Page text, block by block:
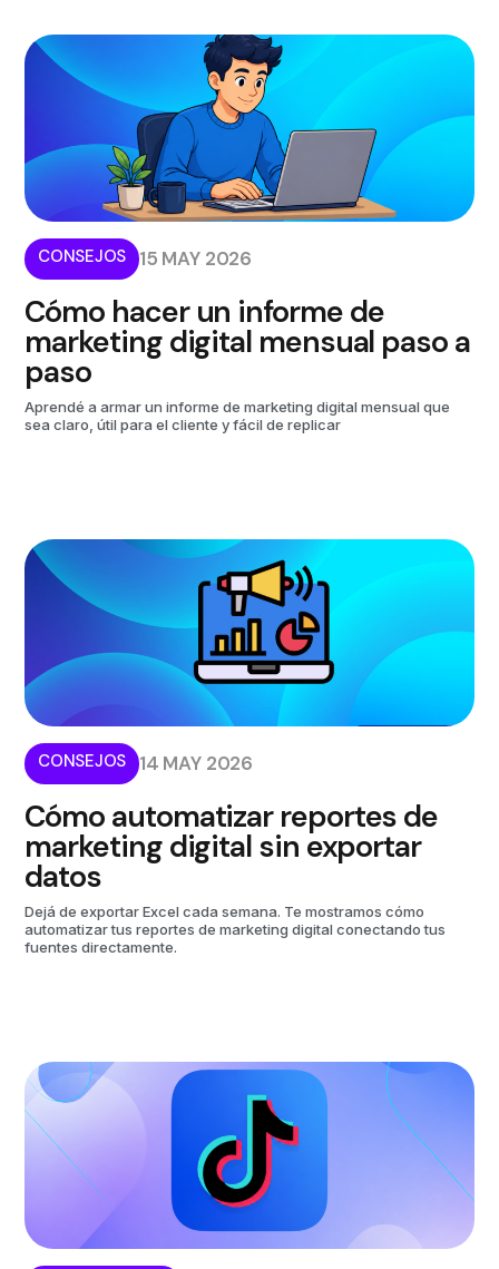
CONSEJOS 15 MAY 2026
Cómo hacer un informe de
marketing digital mensual paso a
paso
Aprendé a armar un informe de marketing digital mensual que
sea claro, útil para el cliente y fácil de replicar
CONSEJOS 14 MAY 2026
Cómo automatizar reportes de
marketing digital sin exportar
datos
Dejá de exportar Excel cada semana. Te mostramos cómo
automatizar tus reportes de marketing digital conectando tus
fuentes directamente.